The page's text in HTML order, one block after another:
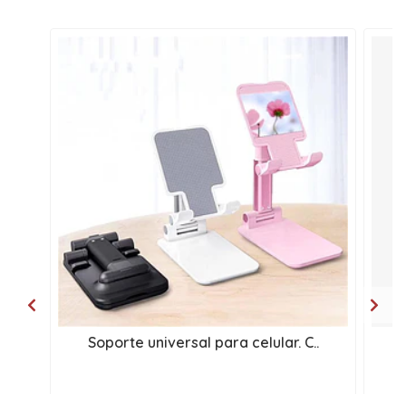
Soporte universal para celular. C..